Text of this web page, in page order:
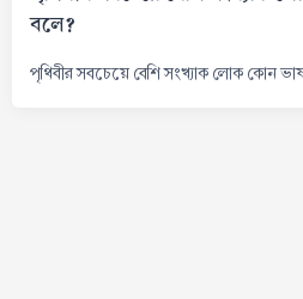
বলে?
পৃথিবীর সবচেয়ে বেশি সংখ্যাক লোক কোন